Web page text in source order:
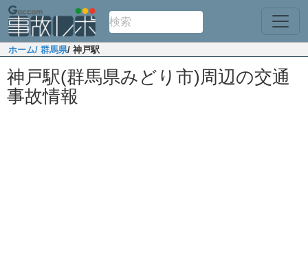
ホーム/ 群馬県/ 神戸駅
神戸駅(群馬県みどり市)周辺の交通
事故情報